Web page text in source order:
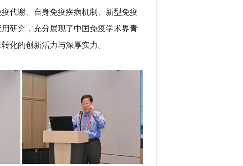
代谢、自身免疫疾病机制、新型免疫
研究，充分展现了中国免疫学术界青
化的创新活力与深厚实力。